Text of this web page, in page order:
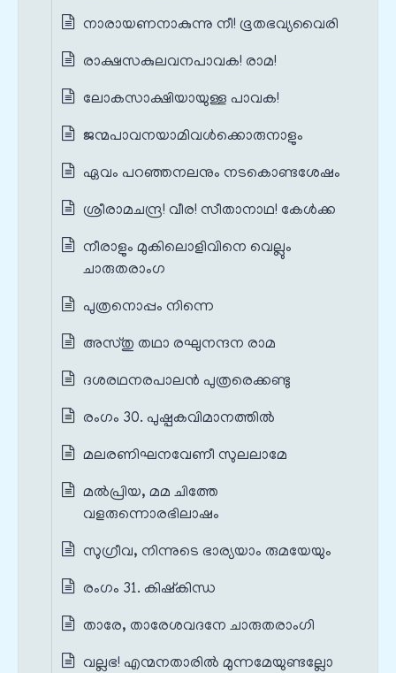
നാരായണനാകുന്നു നീ! ഭൂതഭവ്യവൈരി
രാക്ഷസകുലവനപാവക! രാമ!
ലോകസാക്ഷിയായുള്ള പാവക!
ജന്മപാവനയാമിവൾക്കൊരുനാളും
ഏവം പറഞ്ഞനലനും നടകൊണ്ടശേഷം
ശ്രീരാമചന്ദ്ര! വീര! സീതാനാഥ! കേൾക്ക
നീരാളും മുകിലൊളിവിനെ വെല്ലും
ചാരുതരാംഗ
പുത്രനൊപ്പം നിന്നെ
അസ്തു തഥാ രഘുനന്ദന രാമ
ദശരഥനരപാലൻ പുത്രരെക്കണ്ടു
രംഗം 30. പുഷ്പകവിമാനത്തിൽ
മലരണിഘനവേണീ സുലലാമേ
മൽപ്രിയ, മമ ചിത്തേ
വളരുന്നൊരഭിലാഷം
സുഗ്രീവ, നിന്നുടെ ഭാര്യയാം രുമയേയും
രംഗം 31. കിഷ്കിന്ധ
താരേ, താരേശവദനേ ചാരുതരാംഗി
വല്ലഭ! എന്മനതാരിൽ മുന്നമേയുണ്ടല്ലോ